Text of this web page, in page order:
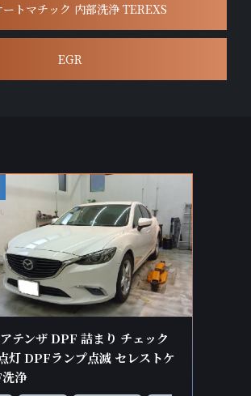
トマチック 内部洗浄 TEREXS
EGR
テンザ DPF 詰まり チェック
灯 DPFランプ点滅 セレストケ
浄